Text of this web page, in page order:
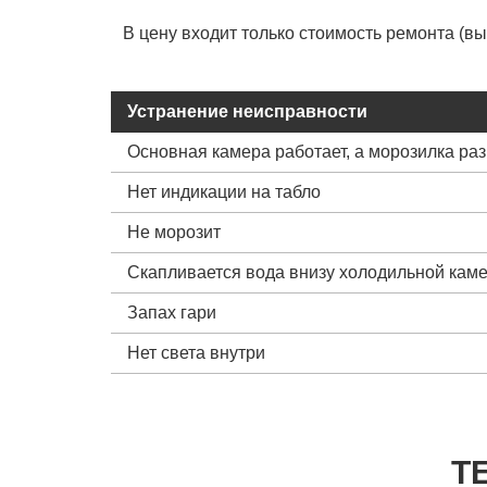
В цену входит только стоимость ремонта
Устранение неисправности
Основная камера работает, а морозилка
Нет индикации на табло
Не морозит
Скапливается вода внизу холодильной
Запах гари
Нет света внутри